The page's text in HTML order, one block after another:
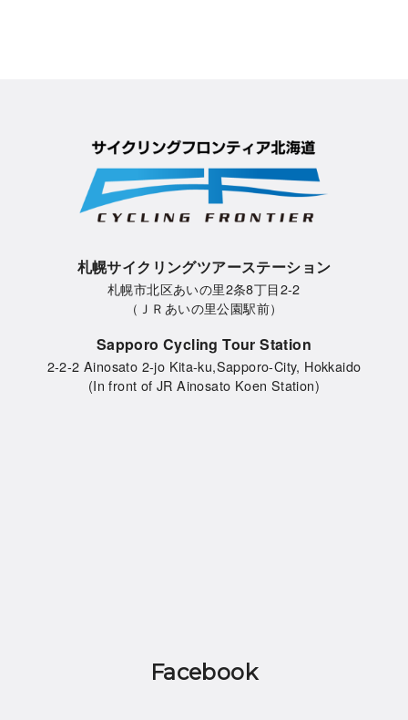
札幌サイクリングツアーステーション
札幌市北区あいの里2条8丁目2-2
（ＪＲあいの里公園駅前）
Sapporo Cycling Tour Station
2-2-2 Ainosato 2-jo Kita-ku,Sapporo-City, Hokkaido
(In front of JR Ainosato Koen Station)
Facebook